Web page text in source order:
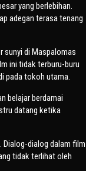
yang berlebihan.
adegan terasa tenang
sunyi di Maspalomas
ini tidak terburu-buru
pada tokoh utama.
belajar berdamai
datang ketika
dialog dalam film
tidak terlihat oleh